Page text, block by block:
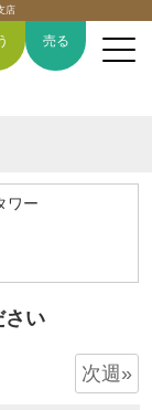
店
トップページ
6つの強み
売る
ワー
さい
次週»